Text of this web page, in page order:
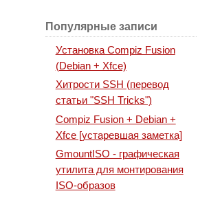
Популярные записи
Установка Compiz Fusion
(Debian + Xfce)
Хитрости SSH (перевод
статьи "SSH Tricks")
Compiz Fusion + Debian +
Xfce [устаревшая заметка]
GmountISO - графическая
утилита для монтирования
ISO-образов